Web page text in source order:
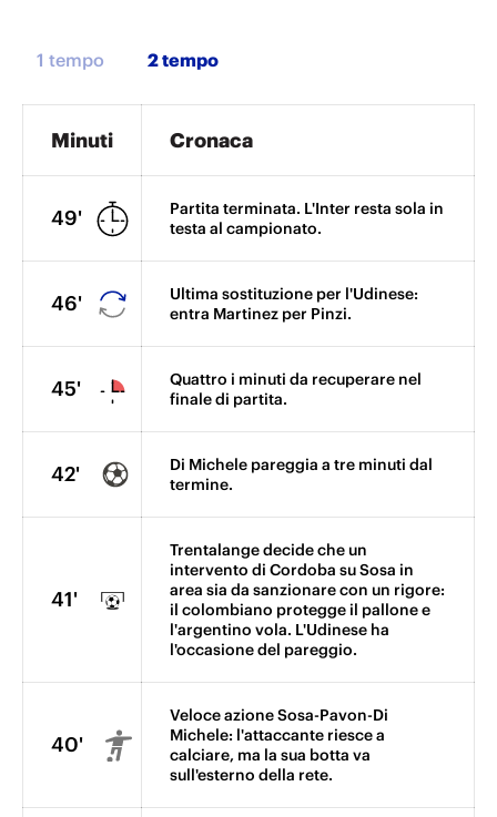
1 tempo
Minuti Cronaca
49'
Partita terminata. L'Inter resta sola in
testa al campionato.
46'
Ultima sostituzione per l'Udinese:
entra Martinez per Pinzi.
45'
Quattro i minuti da recuperare nel
finale di partita.
42'
Di Michele pareggia a tre minuti dal
termine.
41'
Trentalange decide che un
intervento di Cordoba su Sosa in
area sia da sanzionare con un rigore:
il colombiano protegge il pallone e
l'argentino vola. L'Udinese ha
l'occasione del pareggio.
40'
Veloce azione Sosa-Pavon-Di
Michele: l'attaccante riesce a
calciare, ma la sua botta va
sull'esterno della rete.